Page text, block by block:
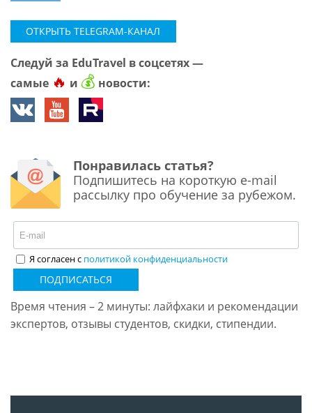
ОТКРЫТЬ TELEGRAM-КАНАЛ
Следуй за EduTravel в соцсетях —
самые 🔥 и 💰 новости:
Понравилась статья?
Подпишитесь на короткую e-mail
рассылку про обучение за рубежом.
Я согласен с политикой конфиденциальности
ПОДПИСАТЬСЯ
Время чтения – 2 минуты: лайфхаки и рекомендации
экспертов, отзывы студентов, скидки, стипендии.